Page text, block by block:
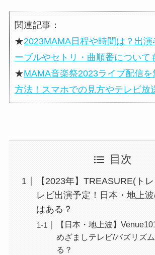
関連記事：
★2023MAMA日程や時間は？出
ーブルやセトリ・曲順番について
★MAMA音楽祭2023ライブ配信を
方法！スマホでの見方やテレビ放
目次
【2023年】TREASURE(ト
レビ出演予定！日本・地上
はある？
【日本・地上波】
めざましテレビ/バズリズ
る？